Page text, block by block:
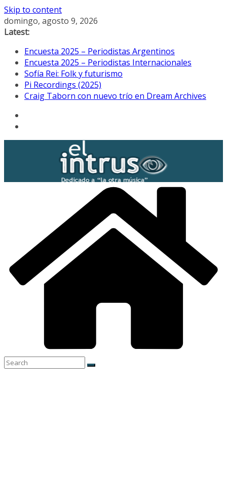
Skip to content
domingo, agosto 9, 2026
Latest:
Encuesta 2025 – Periodistas Argentinos
Encuesta 2025 – Periodistas Internacionales
Sofía Rei: Folk y futurismo
Pi Recordings (2025)
Craig Taborn con nuevo trío en Dream Archives